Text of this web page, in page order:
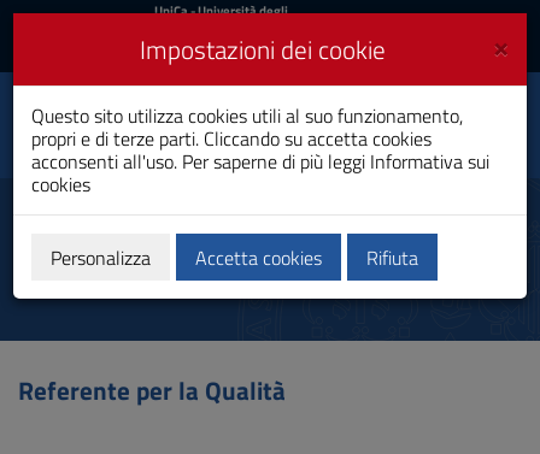
Vai
al
navigazione
sito
al
UniCa
Accedi
UniCa- Università degli
Accedi UniCA News
Toggle
navigation
Infermieristica – Cagliari
Laurea
Referenti
Referente per la Qualità
×
Impostazioni dei cookie
Questo sito utilizza cookies utili al suo funzionamento,
propri e di terze parti. Cliccando su accetta cookies
acconsenti all'uso. Per saperne di più leggi Informativa sui
cookies
Personalizza Accetta cookies Rifiuta